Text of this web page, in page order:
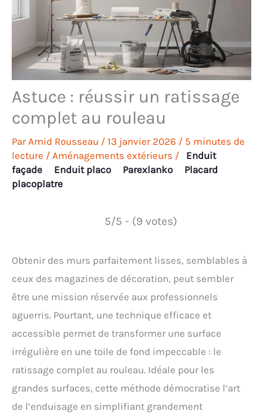
Astuce : réussir un ratissage
complet au rouleau
ParAmid Rousseau / 13 janvier 2026 / 5 minutes de
lecture / Aménagements extérieurs /
Enduit
façade
Enduit placo Parexlanko
Placard
placoplatre
5/5 - (9 votes)
Obtenir des murs parfaitement lisses, semblables à
ceux des magazines de décoration, peut sembler
être une mission réservée aux professionnels
aguerris. Pourtant, une technique efficace et
accessible permet de transformer une surface
irrégulière en une toile de fond impeccable : le
ratissage complet au rouleau. Idéale pour les
grandes surfaces, cette méthode démocratise l’art
de l’enduisage en simplifiant grandement